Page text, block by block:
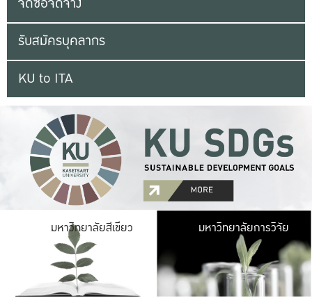
รับสมัครบุคลากร
KU to ITA
มหาวิทยาลัยสีเขียว มหาวิ
มีพื้นที่เขียวสดใส
เป็นป่าในเมือง เกษต
มหาวิทยาลัยการวิจัย